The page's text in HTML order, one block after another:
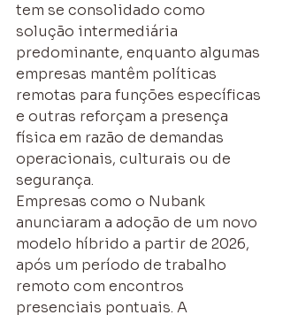
tem se consolidado como
solução intermediária
predominante, enquanto algumas
empresas mantêm políticas
remotas para funções específicas
e outras reforçam a presença
física em razão de demandas
operacionais, culturais ou de
segurança.
Empresas como o Nubank
anunciaram a adoção de um novo
modelo híbrido a partir de 2026,
após um período de trabalho
remoto com encontros
presenciais pontuais. A